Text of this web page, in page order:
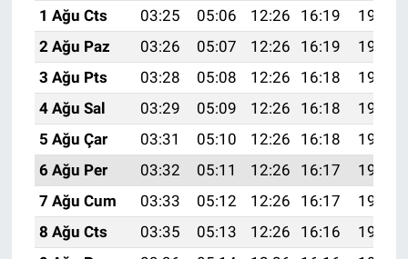
1 Ağu Cts
03:25 05:06 12:26 16:19
19:36
2 Ağu Paz
03:26 05:07 12:26 16:19
19:35
3 Ağu Pts
03:28 05:08 12:26 16:18
19:34
4 Ağu Sal
03:29 05:09 12:26 16:18
19:33
5 Ağu Çar
03:31 05:10 12:26 16:18
19:32
6 Ağu Per
03:32 05:11 12:26 16:17
19:31
7 Ağu Cum
03:33 05:12 12:26 16:17
19:30
8 Ağu Cts
03:35 05:13 12:26 16:16
19:29